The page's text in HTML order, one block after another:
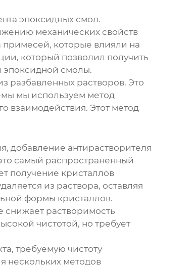
эпоксидных смол.
механических свойств
которые влияли на
который позволил получить
эпоксидной смолы.
разбавленных растворов. Это
мы используем метод
взаимодействия. Этот метод
добавление антирастворителя
самый распространенный
получение кристаллов
из раствора, оставляя
формы кристаллов.
снижает растворимость
чистотой, но требует
требуемую чистоту
нескольких методов